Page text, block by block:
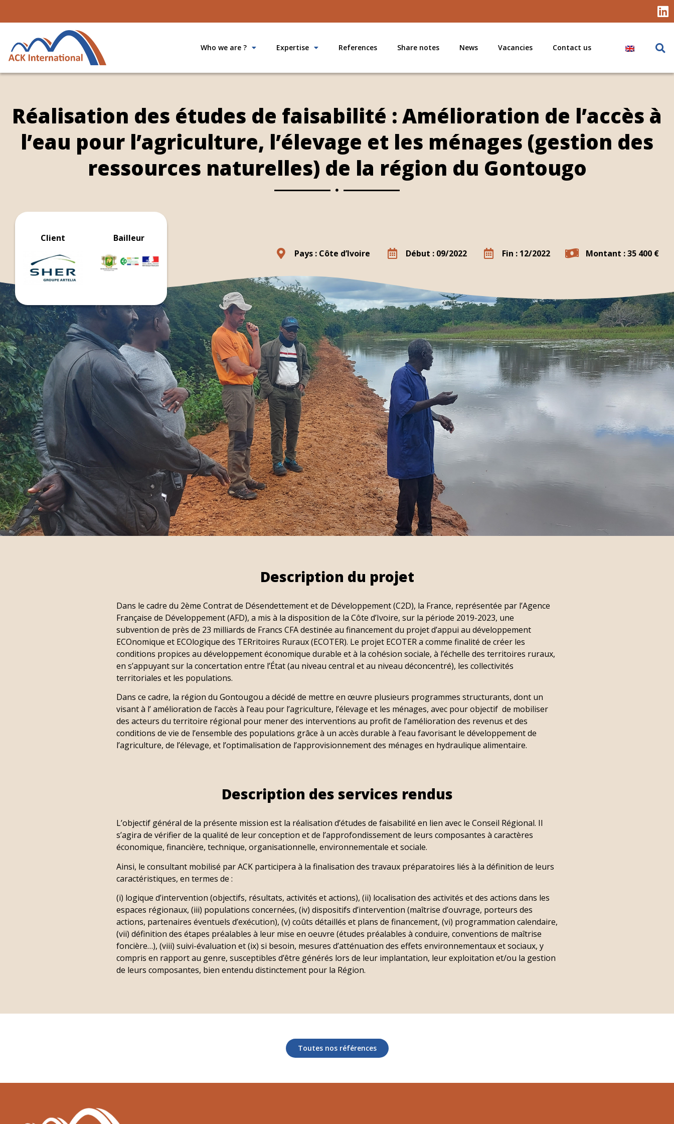
Who we are ? Expertise References Share notes News Vacancies Contact us
Réalisation des études de faisabilité : Amélioration de l’accès à
l’eau pour l’agriculture, l’élevage et les ménages (gestion des
ressources naturelles) de la région du Gontougo
Client
Bailleur
Pays : Côte d’Ivoire
Début : 09/2022 Fin : 12/2022 Montant : 35 400 €
Description du projet
Dans le cadre du 2ème Contrat de Désendettement et de Développement (C2D), la France, représentée par l’Agence
Française de Développement (AFD), a mis à la disposition de la Côte d’Ivoire, sur la période 2019-2023, une
subvention de près de 23 milliards de Francs CFA destinée au financement du projet d’appui au développement
ECOnomique et ECOlogique des TERritoires Ruraux (ECOTER). Le projet ECOTER a comme finalité de créer les
conditions propices au développement économique durable et à la cohésion sociale, à l’échelle des territoires ruraux,
en s’appuyant sur la concertation entre l’État (au niveau central et au niveau déconcentré), les collectivités
territoriales et les populations.
Dans ce cadre, la région du Gontougou a décidé de mettre en œuvre plusieurs programmes structurants, dont un
visant à l’ amélioration de l’accès à l’eau pour l’agriculture, l’élevage et les ménages, avec pour objectif de mobiliser
des acteurs du territoire régional pour mener des interventions au profit de l’amélioration des revenus et des
conditions de vie de l’ensemble des populations grâce à un accès durable à l’eau favorisant le développement de
l’agriculture, de l’élevage, et l’optimalisation de l’approvisionnement des ménages en hydraulique alimentaire.
Description des services rendus
L’objectif général de la présente mission est la réalisation d’études de faisabilité en lien avec le Conseil Régional. Il
s’agira de vérifier de la qualité de leur conception et de l’approfondissement de leurs composantes à caractères
économique, financière, technique, organisationnelle, environnementale et sociale.
Ainsi, le consultant mobilisé par ACK participera à la finalisation des travaux préparatoires liés à la définition de leurs
caractéristiques, en termes de :
(i) logique d’intervention (objectifs, résultats, activités et actions), (ii) localisation des activités et des actions dans les
espaces régionaux, (iii) populations concernées, (iv) dispositifs d’intervention (maîtrise d’ouvrage, porteurs des
actions, partenaires éventuels d’exécution), (v) coûts détaillés et plans de financement, (vi) programmation calendaire,
(vii) définition des étapes préalables à leur mise en oeuvre (études préalables à conduire, conventions de maîtrise
foncière…), (viii) suivi-évaluation et (ix) si besoin, mesures d’atténuation des effets environnementaux et sociaux, y
compris en rapport au genre, susceptibles d’être générés lors de leur implantation, leur exploitation et/ou la gestion
de leurs composantes, bien entendu distinctement pour la Région.
Toutes nos références